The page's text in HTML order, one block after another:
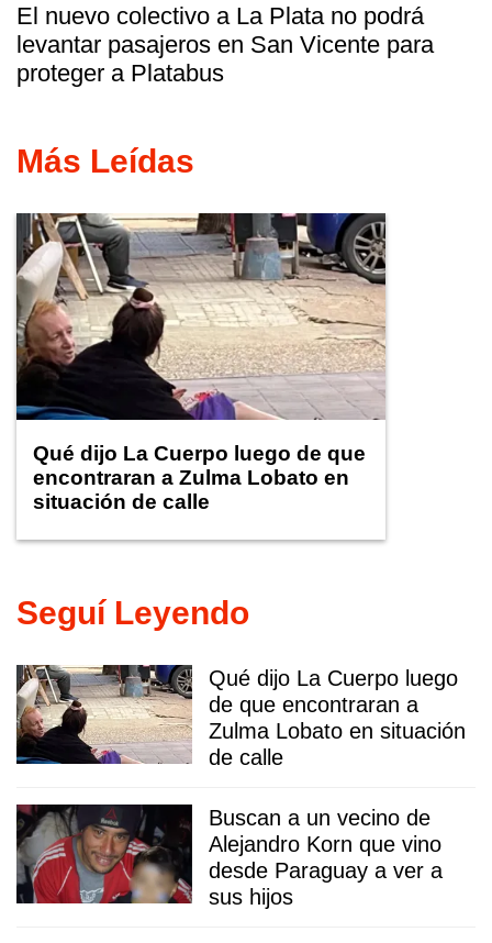
El nuevo colectivo a La Plata no podrá
levantar pasajeros en San Vicente para
proteger a Platabus
Más Leídas
Qué dijo La Cuerpo luego de que
encontraran a Zulma Lobato en
situación de calle
Seguí Leyendo
Qué dijo La Cuerpo luego
de que encontraran a
Zulma Lobato en situación
de calle
Buscan a un vecino de
Alejandro Korn que vino
desde Paraguay a ver a
sus hijos